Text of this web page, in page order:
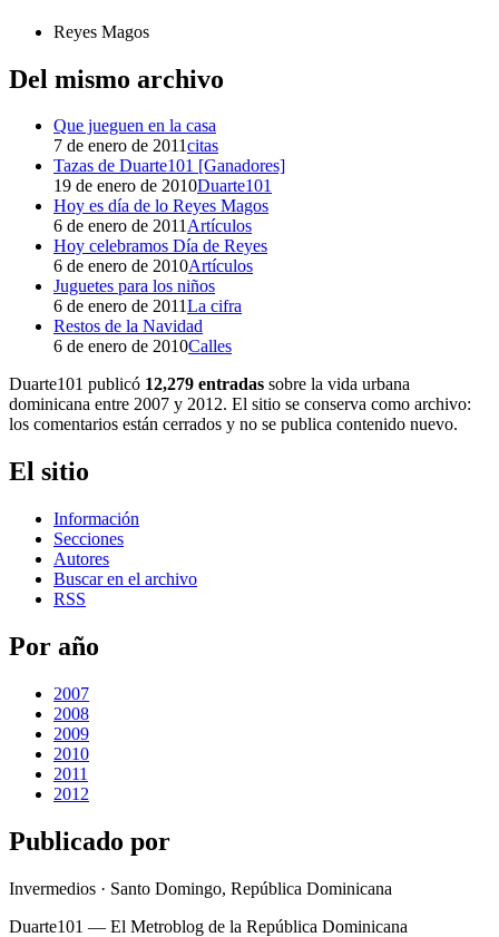
Reyes Magos
Del mismo archivo
Que jueguen en la casa
7 de enero de 2011citas
Tazas de Duarte101 [Ganadores]
19 de enero de 2010Duarte101
Hoy es día de lo Reyes Magos
6 de enero de 2011Artículos
Hoy celebramos Día de Reyes
6 de enero de 2010Artículos
Juguetes para los niños
6 de enero de 2011La cifra
Restos de la Navidad
6 de enero de 2010Calles
Duarte101 publicó 12,279 entradas sobre la vida urbana
dominicana entre 2007 y 2012. El sitio se conserva como archivo:
los comentarios están cerrados y no se publica contenido nuevo.
El sitio
Información
Secciones
Autores
Buscar en el archivo
RSS
Por año
2007
2008
2009
2010
2011
2012
Publicado por
Invermedios · Santo Domingo, República Dominicana
Duarte101 — El Metroblog de la República Dominicana